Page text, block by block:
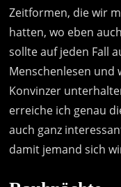
Zeitformen, die wir
hatten, wo eben
sollte auf jeden Fall
Menschenlesen und
Konvinzer
erreiche ich genau
auch ganz
damit jemand sich